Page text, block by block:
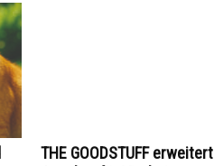
THE GOODSTUFF erweitert